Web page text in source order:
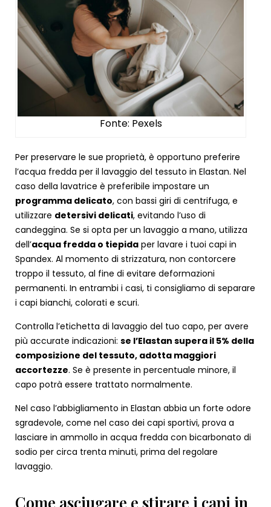
Fonte: Pexels
Per preservare le sue proprietà, è opportuno preferire
l’acqua fredda per il lavaggio del tessuto in Elastan. Nel
caso della lavatrice è preferibile impostare un
programma delicato, con bassi giri di centrifuga, e
utilizzare detersivi delicati, evitando l’uso di
candeggina. Se si opta per un lavaggio a mano, utilizza
dell’acqua fredda o tiepida per lavare i tuoi capi in
Spandex. Al momento di strizzatura, non contorcere
troppo il tessuto, al fine di evitare deformazioni
permanenti. In entrambi i casi, ti consigliamo di separare
i capi bianchi, colorati e scuri.
Controlla l’etichetta di lavaggio del tuo capo, per avere
più accurate indicazioni: se l’Elastan supera il 5% della
composizione del tessuto, adotta maggiori
accortezze. Se è presente in percentuale minore, il
capo potrà essere trattato normalmente.
Nel caso l’abbigliamento in Elastan abbia un forte odore
sgradevole, come nel caso dei capi sportivi, prova a
lasciare in ammollo in acqua fredda con bicarbonato di
sodio per circa trenta minuti, prima del regolare
lavaggio.
Come asciugare e stirare i capi in